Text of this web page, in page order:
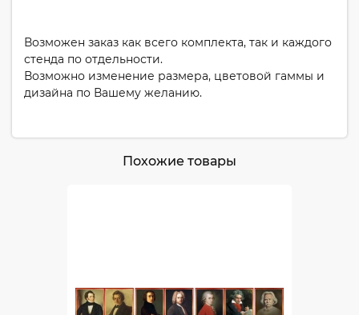
Возможен заказ как всего комплекта, так и каждого
стенда по отдельности.
Возможно изменение размера, цветовой гаммы и
дизайна по Вашему желанию.
Похожие товары